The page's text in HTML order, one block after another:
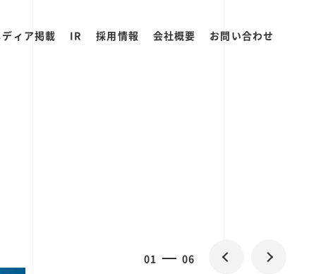
ィア掲載 IR 採用情報 会社概要 お問い合わせ
01 06